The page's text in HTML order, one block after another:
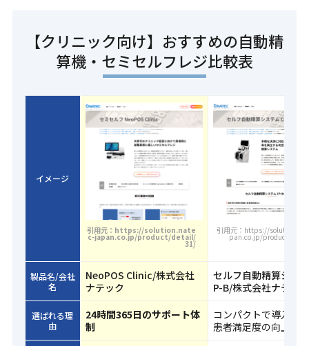
【クリニック向け】おすすめの自動精
算機・セミセルフレジ比較表
イメージ
引用元：https://solution.nate
c-japan.co.jp/product/detail/
31/
引用元：https://
pan.co.jp/product/
製品名/会社
名
NeoPOS Clinic/株式会社
ナテック
セルフ自動精算シス
P-B/株式会社ナテック
選ばれる理
由
24時間365日のサポート体
制
コンパクトで導入し
患者満足度の向上に